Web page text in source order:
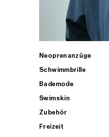
Neoprenanzüge
Schwimmbrille
Bademode
Swimskin
Zubehör
Freizeit